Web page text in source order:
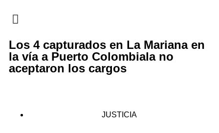
Los 4 capturados en La Mariana en
la vía a Puerto Colombiala no
aceptaron los cargos
JUSTICIA